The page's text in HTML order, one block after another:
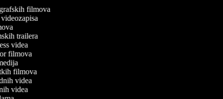
filmova
videozapisa
trailera
videa
filmova
filmova
videa
videa